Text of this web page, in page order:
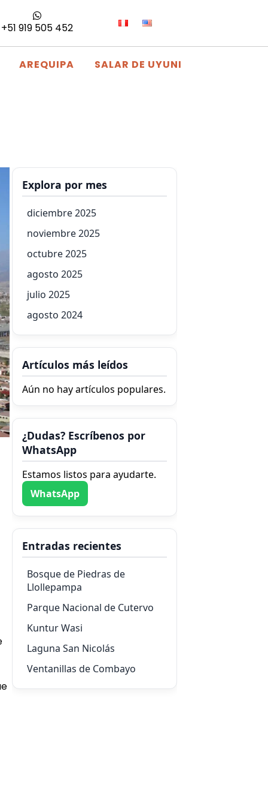
+51 919 505 452
AREQUIPA SALAR DE UYUNI
Explora por mes
diciembre 2025
noviembre 2025
octubre 2025
agosto 2025
julio 2025
agosto 2024
Artículos más leídos
Aún no hay artículos populares.
¿Dudas? Escríbenos por
WhatsApp
Estamos listos para ayudarte.
WhatsApp
Entradas recientes
Bosque de Piedras de
Llollepampa
Parque Nacional de Cutervo
Kuntur Wasi
Laguna San Nicolás
Ventanillas de Combayo